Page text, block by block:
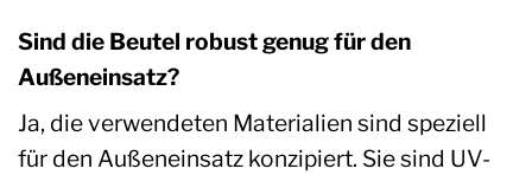
Sind die Beutel robust genug für den
Außeneinsatz?
Ja, die verwendeten Materialien sind speziell
für den Außeneinsatz konzipiert. Sie sind UV-